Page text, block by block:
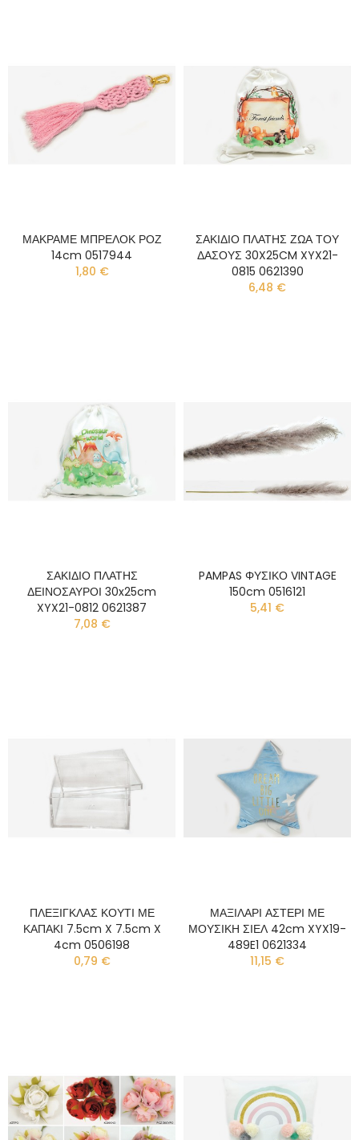
ΜΑΚΡΑΜΕ ΜΠΡΕΛΟΚ ΡΟΖ
14cm 0517944
1,80 €
ΣΑΚΙΔΙΟ ΠΛΑΤΗΣ ΖΩΑ ΤΟΥ
ΔΑΣΟΥΣ 30X25CM XYX21-
0815 0621390
6,48 €
ΣΑΚΙΔΙΟ ΠΛΑΤΗΣ
ΔΕΙΝΟΣΑΥΡΟΙ 30x25cm
XYX21-0812 0621387
7,08 €
PAMPAS ΦΥΣΙΚΟ VINTAGE
150cm 0516121
5,41 €
ΠΛΕΞΙΓΚΛΑΣ ΚΟΥΤΙ ΜΕ
ΚΑΠΑΚΙ 7.5cm X 7.5cm X
4cm 0506198
0,79 €
ΜΑΞΙΛΑΡΙ ΑΣΤΕΡΙ ΜΕ
ΜΟΥΣΙΚΗ ΣΙΕΛ 42cm XYX19-
489E1 0621334
11,15 €